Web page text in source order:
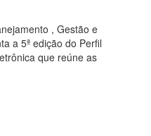
, Gestão e
a 5ª edição do Perfil
que reúne as